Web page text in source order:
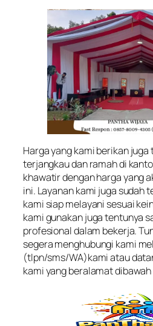
Harga yang kami berikan
terjangkau dan ramah di
khawatir dengan harga yang
ini. Layanan kami juga sudah
kami siap melayani sesuai
kami gunakan juga tentunya
profesional dalam bekerja.
segera menghubungi kami
(tlpn/sms/WA)kami atau
kami yang beralamat dibawah